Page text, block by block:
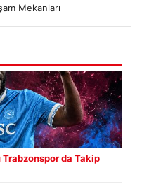
Mekanları
Trabzonspor da Takip